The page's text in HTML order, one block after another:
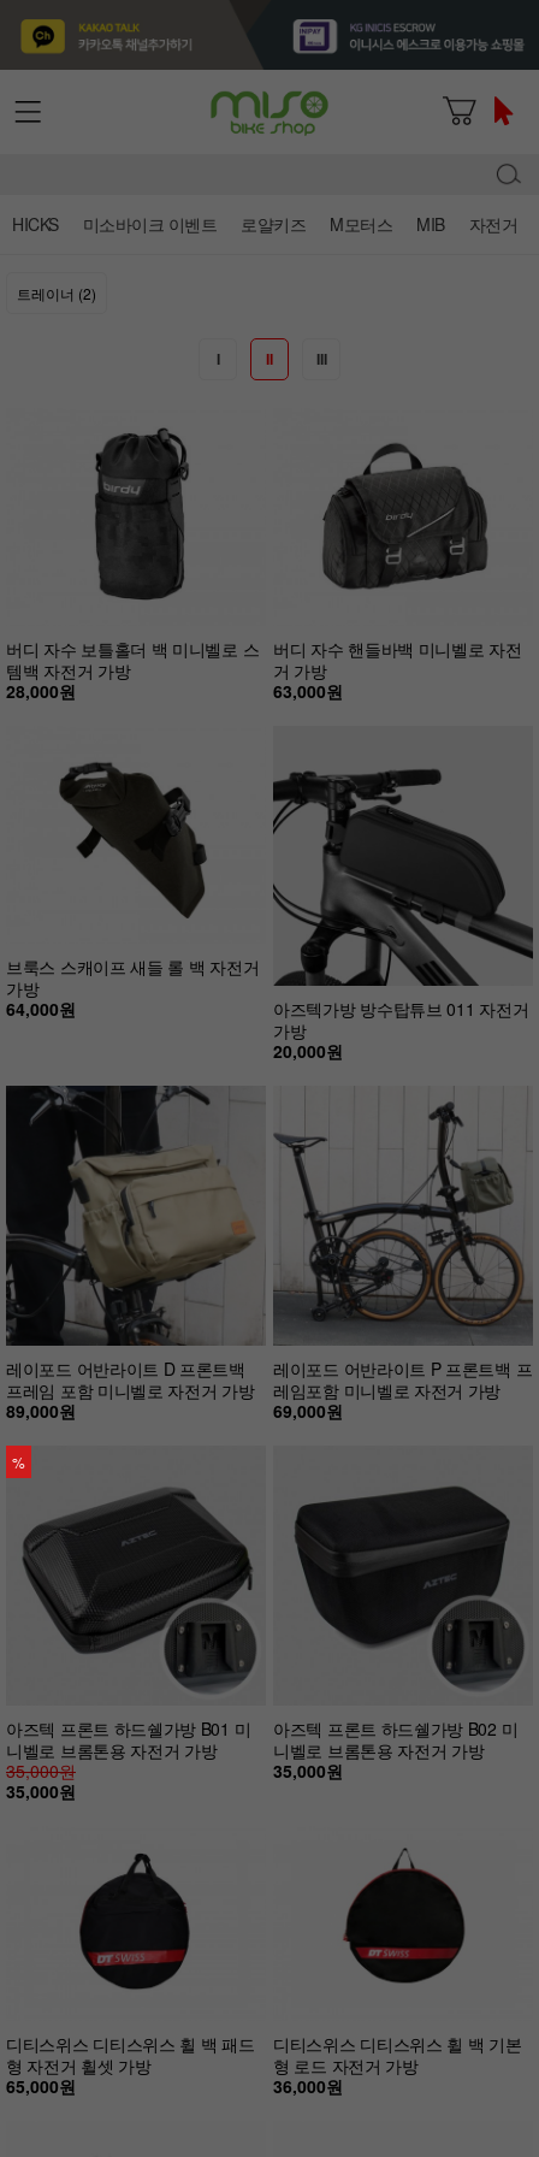
HICKS 미소바이크 이벤트 로얄키즈 M모터스 MIB 자전거
트레이너 (2)
I II III
버디 자수 보틀홀더 백 미니벨로 스
템백 자전거 가방
28,000원
버디 자수 핸들바백 미니벨로 자전
거 가방
63,000원
브룩스 스캐이프 새들 롤 백 자전거
가방
64,000원
아즈텍가방 방수탑튜브 011 자전거
가방
20,000원
레이포드 어반라이트 D 프론트백
프레임 포함 미니벨로 자전거 가방
89,000원
레이포드 어반라이트 P 프론트백 프
레임포함 미니벨로 자전거 가방
69,000원
%
아즈텍 프론트 하드쉘가방 B01 미
니벨로 브롬톤용 자전거 가방
35,000원
35,000원
아즈텍 프론트 하드쉘가방 B02 미
니벨로 브롬톤용 자전거 가방
35,000원
디티스위스 디티스위스 휠 백 패드
형 자전거 휠셋 가방
65,000원
디티스위스 디티스위스 휠 백 기본
형 로드 자전거 가방
36,000원